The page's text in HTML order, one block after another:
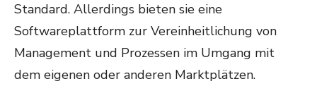
Standard. Allerdings bieten sie eine
Softwareplattform zur Vereinheitlichung von
Management und Prozessen im Umgang mit
dem eigenen oder anderen Marktplätzen.